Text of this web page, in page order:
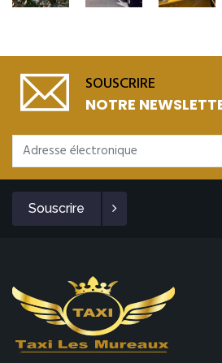
SOUSCRIRE
NOTRE
Souscrire